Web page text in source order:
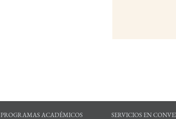
PROGRAMAS ACADÉMICOS SERVICIOS EN